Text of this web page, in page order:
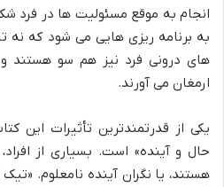
انجام به موقع مسئولیت ها در فرد
به برنامه ریزی هایی می شود که نه
های درونی فرد نیز هم سو
ارمغان می آورند.
یکی از قدرتمندترین تأثیرات این
حال و آینده» است. بسیاری از